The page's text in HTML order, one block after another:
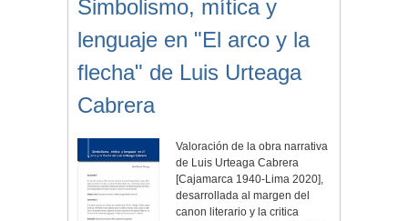
Simbolismo, mítica y
lenguaje en "El arco y la
flecha" de Luis Urteaga
Cabrera
Valoración de la obra narrativa
de Luis Urteaga Cabrera
[Cajamarca 1940-Lima 2020],
desarrollada al margen del
canon literario y la critica